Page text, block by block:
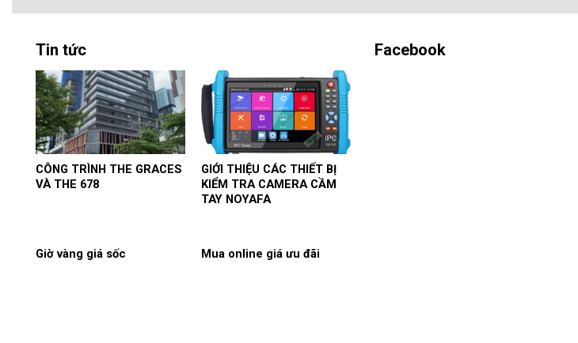
Tin tức
CÔNG TRÌNH THE GRACES
VÀ THE 678
GIỚI THIỆU CÁC THIẾT BỊ
KIỂM TRA CAMERA CẦM
TAY NOYAFA
Giờ vàng giá sốc Mua online giá ưu đãi
Facebook